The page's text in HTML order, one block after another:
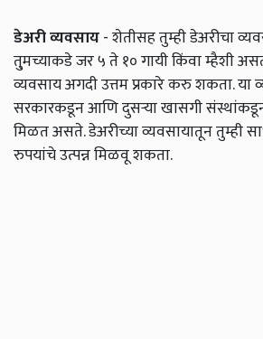
डेअरी व्यवसाय- शेतीसह तुम्ही डेअरीचा
तु्मच्याकडे जर ५ ते १० गायी किंवा म्हैशी
व्यवसाय अगदी उत्तम प्रकारे करु शकता. या
सरकारकडून आणि दुसऱ्या खासगी
मिळत असते. डेअरीच्या व्यवसायातून तुम्ही
रुपयांचे उत्पन्न मिळवू शकता.